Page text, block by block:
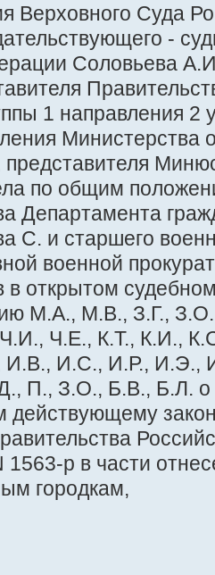
Верховного Суда
-
Соловьева
1 направления 2
Министерства
по общим
Департамента
С. и старшего
военной
в открытом
М.А., М.В., З.Г.,
Ч.Е., К.Т., К.И.,
И.С., И.Р., И.Э.,
П., З.О., Б.В., Б.Л. о
действующему
1563-р в части
городкам,